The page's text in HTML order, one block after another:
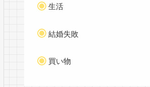
生活
結婚失敗
買い物